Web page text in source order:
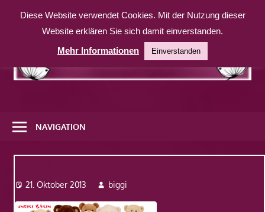
Inhalt
weitere
Website
NAVIGATION
21. Oktober 2013 biggi
Diese Website verwendet Cookies. Mit der Nutzung dieser
Website erklären Sie sich damit einverstanden.
Mehr Informationen
Einverstanden